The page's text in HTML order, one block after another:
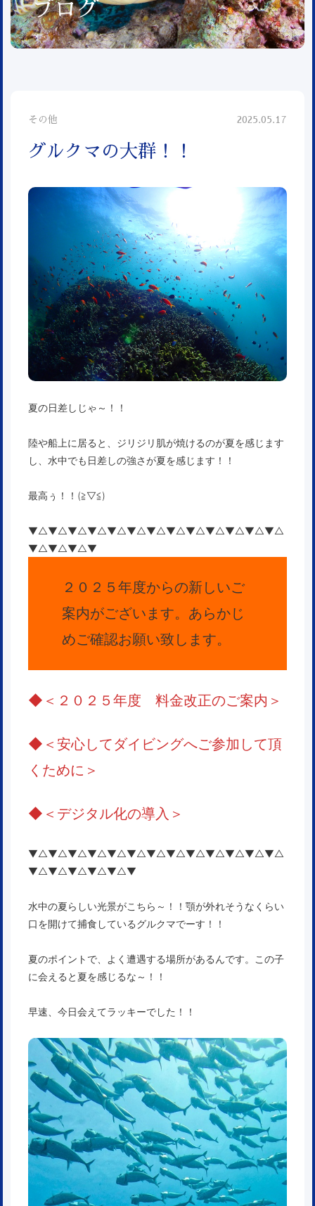
ブログ
その他 2025.05.17
グルクマの大群！！
夏の日差しじゃ～！！
陸や船上に居ると、ジリジリ肌が焼けるのが夏を感じます
し、水中でも日差しの強さが夏を感じます！！
最高ぅ！！(≧▽≦)
▼△▼△▼△▼△▼△▼△▼△▼△▼△▼△▼△▼△▼△
▼△▼△▼△▼
２０２５年度からの新しいご
案内がございます。あらかじ
めご確認お願い致します。
◆ ＜２０２５年度 料金改正のご案内＞
◆ ＜安心してダイビングへご参加して頂
くために＞
◆ ＜ デジタル化の導入 ＞
▼△▼△▼△▼△▼△▼△▼△▼△▼△▼△▼△▼△▼△
▼△▼△▼△▼△▼△▼
水中の夏らしい光景がこちら～！！顎が外れそうなくらい
口を開けて捕食しているグルクマでーす！！
夏のポイントで、よく遭遇する場所があるんです。この子
に会えると夏を感じるな～！！
早速、今日会えてラッキーでした！！